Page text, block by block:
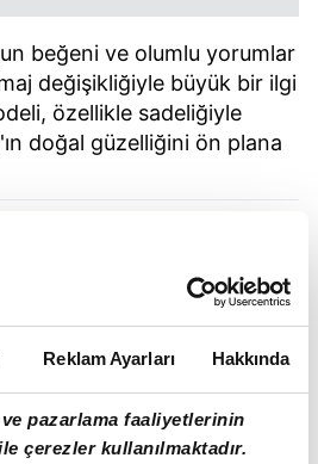
Reklam Ayarları Hakkında
pazarlama faaliyetlerinin
çerezler kullanılmaktadır.
beğeni ve olumlu yorumlar
değişikliğiyle büyük bir ilgi
özellikle sadeliğiyle
doğal güzelliğini ön plana